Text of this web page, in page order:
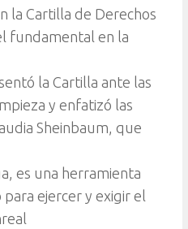
la Cartilla de Derechos
fundamental en la
la Cartilla ante las
y enfatizó las
Sheinbaum, que
es una herramienta
ejercer y exigir el